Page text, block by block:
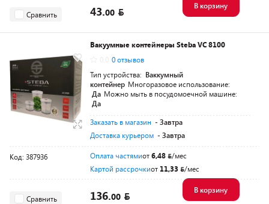
Сравнить 43.00
В корзину
Вакуумные контейнеры Steba VC 8100
0 отзывов
Тип устройства: Ваккумный
контейнер Многоразовое использование:
Да Можно мыть в посудомоечной машине:
Да
Заказать в магазин - Завтра
Доставка курьером - Завтра
Код: 387936 Оплата частямиот6,48
/мес
Картой рассрочкиот 11,33 /мес
Сравнить 136.00
В корзину